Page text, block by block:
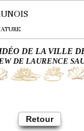
DE LA VILLE
DE LAURENCE
Retour